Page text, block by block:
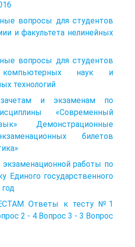
вопросы для студентов
и факультета нелинейных
вопросы для студентов
компьютерных наук и
технологий
и экзаменам по
«Современный
Демонстрационные
билетов
работы по
Единого государственного
Ответы к тесту №1
2 - 4 Вопрос 3 - 3 Вопрос